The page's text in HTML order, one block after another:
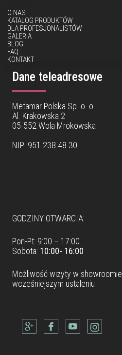
O NAS
KATALOG PRODUKTÓW
DLA PROFESJONALISTÓW
GALERIA
BLOG
FAQ
KONTAKT
Dane teleadresowe
Metamar Polska Sp. o. o.
Al. Krakowska 2
05-552 Wola Mrokowska
NIP: 951 238 48 30
GODZINY OTWARCIA:
Pon-Pt: 9:00 – 17:00
Sobota: 10:00- 16:00
Możliwość wizyty w showroomie
wcześniejszym ustaleniu